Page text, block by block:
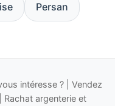
Persan
intéresse ?| Vendez
Rachat argenterie et